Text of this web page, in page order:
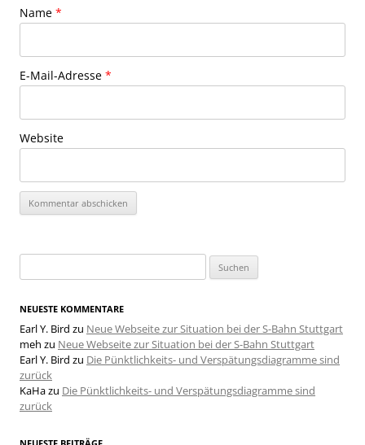
Name *
E-Mail-Adresse *
Website
nach:
NEUESTE KOMMENTARE
Earl Y. Bird zu Neue Webseite zur Situation bei der S-Bahn Stuttgart
meh zu Neue Webseite zur Situation bei der S-Bahn Stuttgart
Earl Y. Bird zu Die Pünktlichkeits- und Verspätungsdiagramme sind
zurück
KaHazu Die Pünktlichkeits- und Verspätungsdiagramme sind
zurück